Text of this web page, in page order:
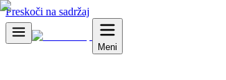
Preskoči na sadržaj
Meni